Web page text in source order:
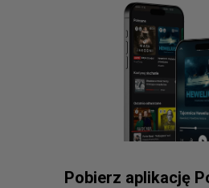
Pobierz aplikację